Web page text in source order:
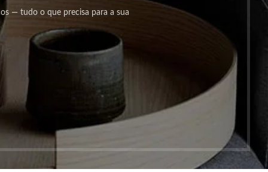
— tudo o que precisa para a sua